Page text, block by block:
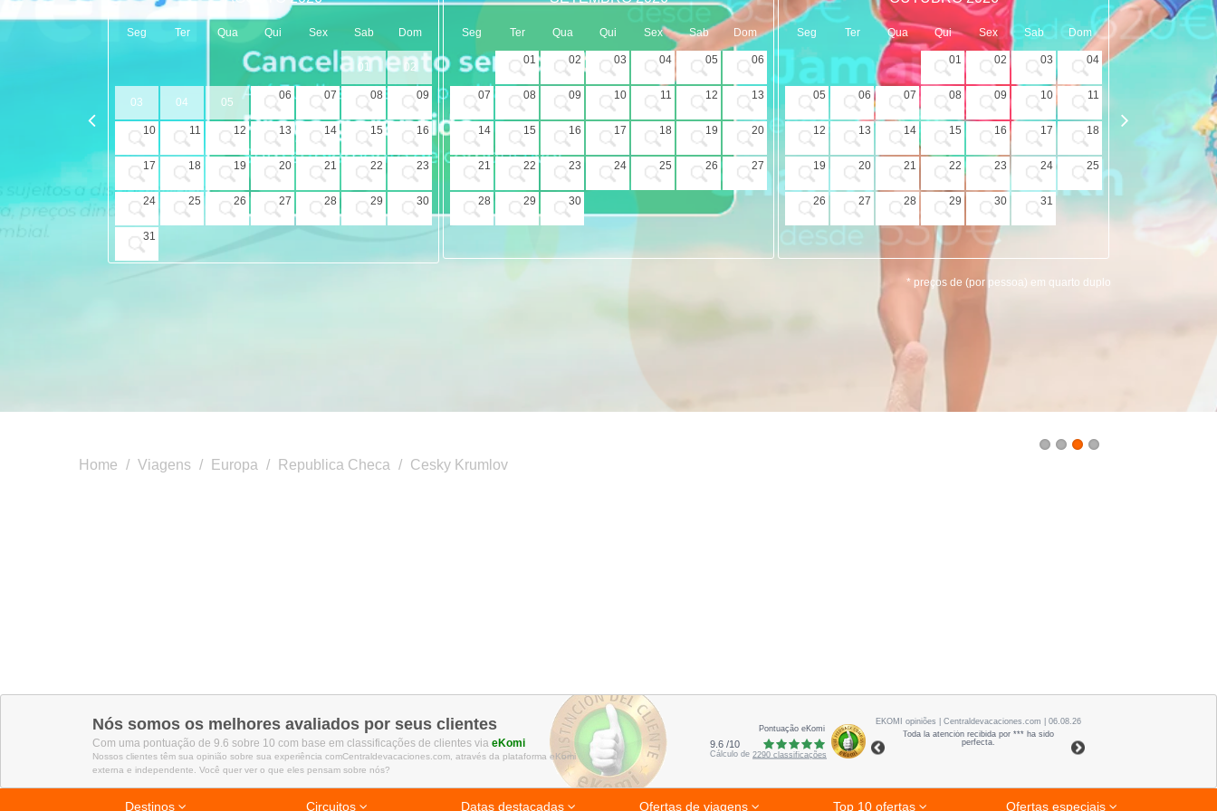
1 2 3 4
Seg Ter Qua Qui Sex Sab Dom
01 02
03 04 05
06 07 08 09
10 11 12 13 14 15 16
17 18 19 20 21 22 23
24 25 26 27 28 29 30
31
Seg Ter Qua Qui Sex Sab Dom
01 02 03 04 05 06
07 08 09 10 11 12 13
14 15 16 17 18 19 20
21 22 23 24 25 26 27
28 29 30
Seg Ter Qua Qui Sex Sab Dom
01 02 03 04
05 06 07 08 09 10 11
12 13 14 15 16 17 18
19 20 21 22 23 24 25
26 27 28 29 30 31
Seg Ter
09 10
* preços de (por pessoa) em quarto duplo
Home / Viagens / Europa / Republica Checa / Cesky Krumlov
Nós somos os melhores avaliados por seus clientes
Com uma pontuação de 9.6 sobre 10 com base em classificações de clientes via eKomi
Nossos clientes têm sua opinião sobre sua experiência comCentraldevacaciones.com, através da plataforma eKomi
externa e independente. Você quer ver o que eles pensam sobre nós?
Pontuação eKomi
9.6/10
Cálculo de2290classificações
EKOMI opiniões
| Centraldevacaciones.com | 06.08.26
Toda la atención recibida por *** ha sido
perfecta.
Destinos Circuitos Datas destacadas Ofertas de viagens Top 10 ofertas Ofertas especiais